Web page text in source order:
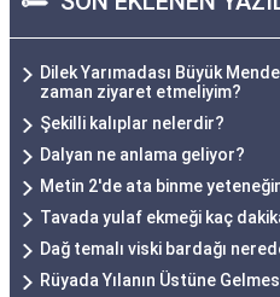
Dilek Yarımadası Büyük
zaman ziyaret etmeliyim?
Şekilli kalıplar nelerdir?
Dalyan ne anlama geliyor?
Metin 2'de ata binme
Tavada yulaf ekmeği kaç
Dağ temalı viski bardağı
Rüyada Yılanın Üstüne